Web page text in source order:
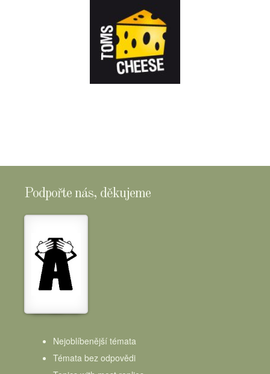
Podpořte nás, děkujeme
Nejoblíbenější témata
Témata bez odpovědi